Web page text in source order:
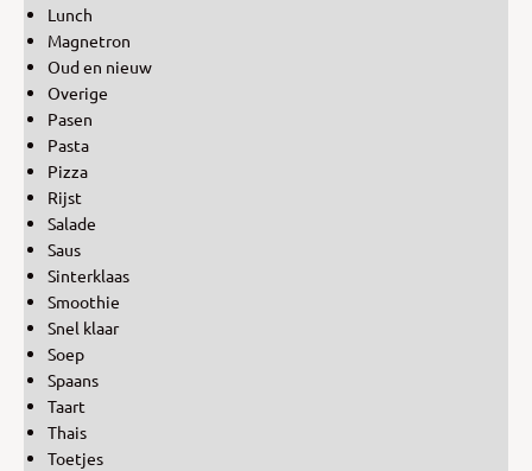
Lunch
Magnetron
Oud en nieuw
Overige
Pasen
Pasta
Pizza
Rijst
Salade
Saus
Sinterklaas
Smoothie
Snel klaar
Soep
Spaans
Taart
Thais
Toetjes